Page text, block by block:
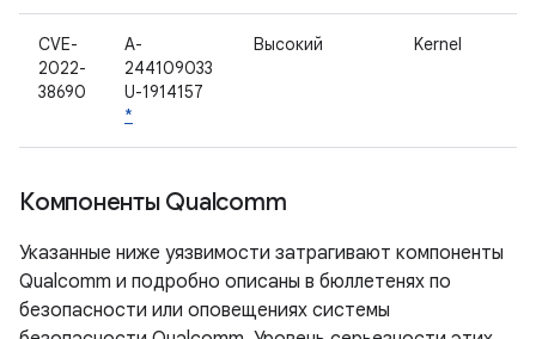
CVE-
2022-
38690
A-
244109033
U-1914157
*
Высокий Kernel
Компоненты Qualcomm
Указанные ниже уязвимости затрагивают компоненты
Qualcomm и подробно описаны в бюллетенях по
безопасности или оповещениях системы